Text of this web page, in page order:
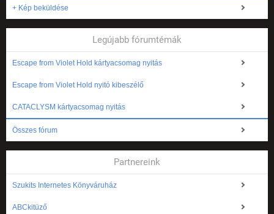
+ Kép beküldése
Legújabb fórumtémák
Escape from Violet Hold kártyacsomag nyitás
Escape from Violet Hold nyitó kibeszélő
CATACLYSM kártyacsomag nyitás
Összes fórum
Partnereink
Szukits Internetes Könyváruház
ABCkitüző